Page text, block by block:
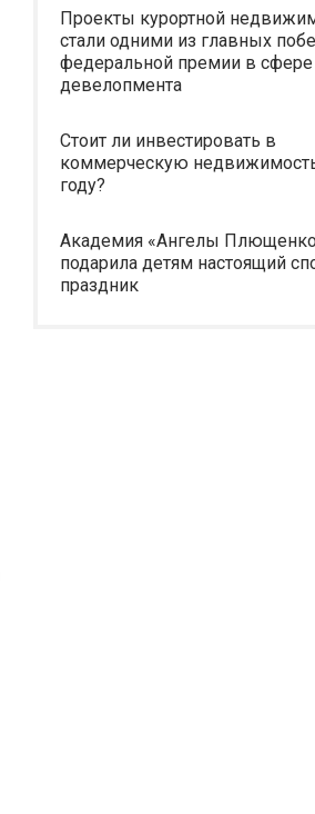
Проекты курортной
стали одними из главных
федеральной премии в сфере
девелопмента
Стоит ли инвестировать в
коммерческую
году?
Академия «Ангелы
подарила детям настоящий
праздник